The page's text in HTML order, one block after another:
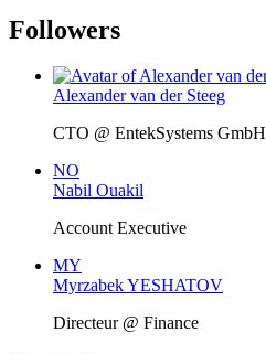
Followers
Alexander van der Steeg
CTO @ EntekSystems GmbH
NO
Nabil Ouakil
Account Executive
MY
Myrzabek YESHATOV
Directeur @ Finance